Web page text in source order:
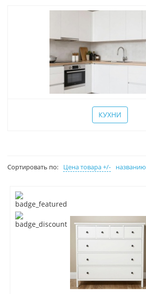
КУХНИ
Сортировать по: Цена товара +/- названию